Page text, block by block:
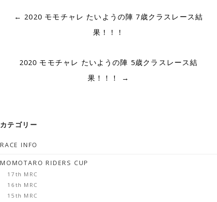
Post
← 2020 モモチャレ たいようの陣 7歳クラスレース結
果！！！
2020 モモチャレ たいようの陣 5歳クラスレース結
果！！！
→
カテゴリー
RACE INFO
MOMOTARO RIDERS CUP
17th MRC
16th MRC
15th MRC